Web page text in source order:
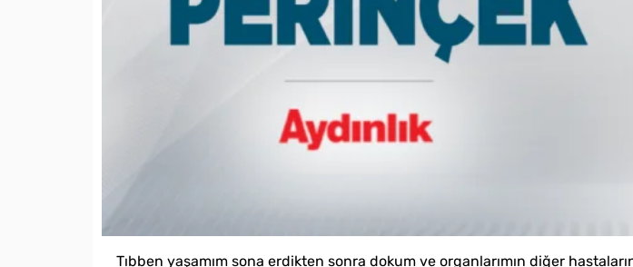
Tıbben yaşamım sona erdikten sonra dokum ve organlarımın diğer